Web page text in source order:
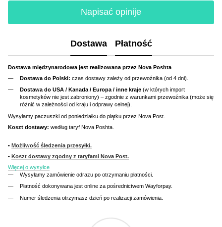
Napisać opinije
Dostawa Płatność
Dostawa międzynarodowa jest realizowana przez Nova Poshta
Dostawa do Polski: czas dostawy zależy od przewoźnika (od 4 dni).
Dostawa do USA / Kanada / Europa / inne kraje (w których import
kosmetyków nie jest zabroniony) – zgodnie z warunkami przewoźnika (może się
różnić w zależności od kraju i odprawy celnej).
Wysyłamy paczuszki od poniedziałku do piątku przez Nova Post.
Koszt dostawy: według taryf Nova Poshta.
• Możliwość śledzenia przesyłki.
• Koszt dostawy zgodny z taryfami Nova Post.
Więcej o wysyłce
Wysyłamy zamówienie odrazu po otrzymaniu płatności.
Płatność dokonywana jest online za pośrednictwem Wayforpay.
Numer śledzenia otrzymasz dzień po realizacji zamówienia.